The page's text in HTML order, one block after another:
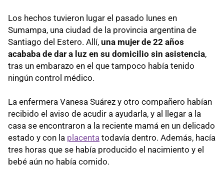
Los hechos tuvieron lugar el pasado lunes en
Sumampa, una ciudad de la provincia argentina de
Santiago del Estero. Allí, una mujer de 22 años
acababa de dar a luz en su domicilio sin asistencia,
tras un embarazo en el que tampoco había tenido
ningún control médico.
La enfermera Vanesa Suárez y otro compañero habían
recibido el aviso de acudir a ayudarla, y al llegar a la
casa se encontraron a la reciente mamá en un delicado
estado y con la placenta todavía dentro. Además, hacía
tres horas que se había producido el nacimiento y el
bebé aún no había comido.